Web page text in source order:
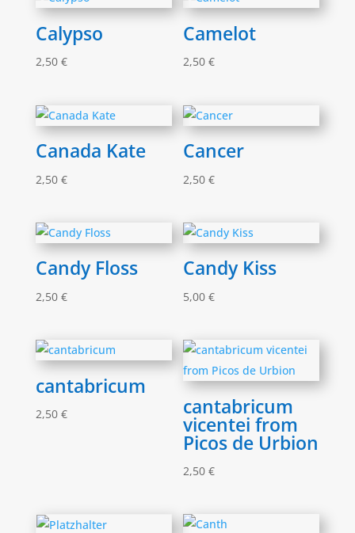
Calypso
2,50 €
Camelot
2,50€
Canada Kate
2,50 €
Cancer
2,50€
Candy Floss
2,50 €
Candy Kiss
5,00€
cantabricum
2,50 € cantabricum
vicentei from
Picos de Urbion
2,50€